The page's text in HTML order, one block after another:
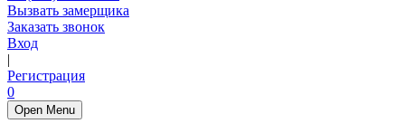
Вызвать замерщика
Заказать звонок
Вход
|
Регистрация
0
Open Menu